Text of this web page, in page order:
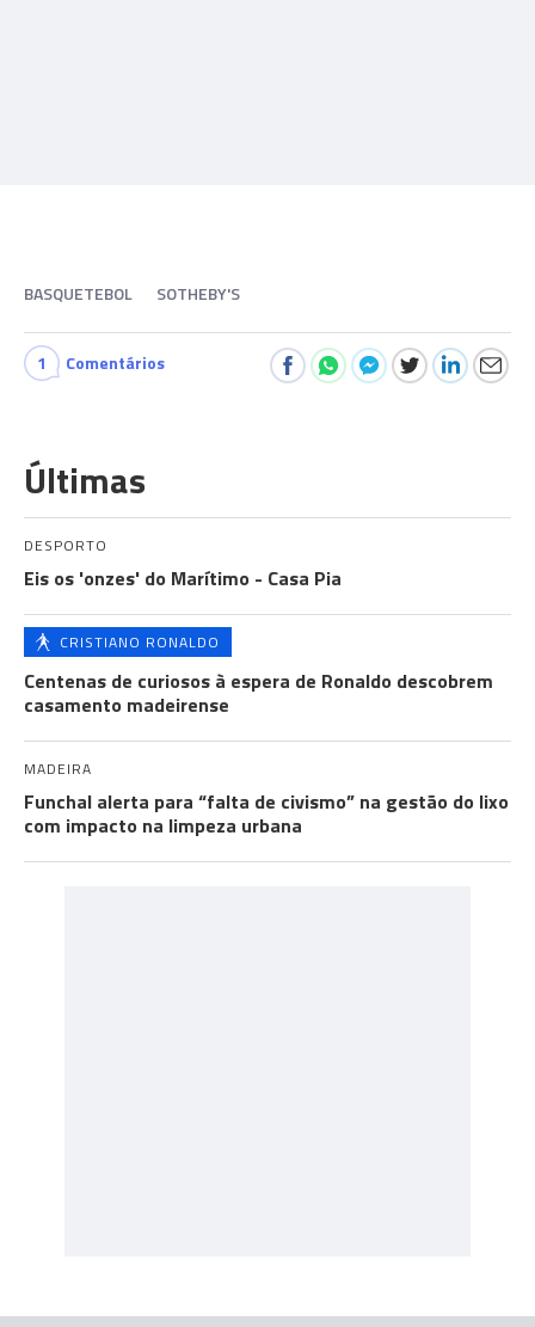
BASQUETEBOL SOTHEBY'S
1 Comentários
Últimas
DESPORTO
Eis os 'onzes' do Marítimo - Casa Pia
CRISTIANO RONALDO
Centenas de curiosos à espera de Ronaldo descobrem
casamento madeirense
MADEIRA
Funchal alerta para “falta de civismo” na gestão do lixo
com impacto na limpeza urbana